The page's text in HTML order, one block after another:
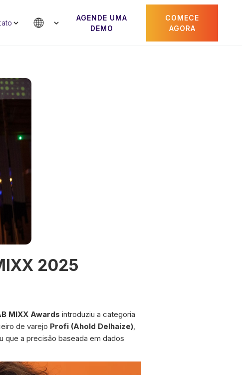
AGENDE UMA
DEMO
COMECE
AGORA
2025
MIXX Awards introduziu a categoria
de varejo Profi (Ahold Delhaize),
que a precisão baseada em dados